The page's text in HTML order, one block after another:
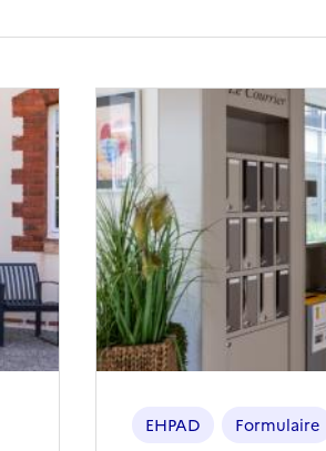
EHPAD Formulaire